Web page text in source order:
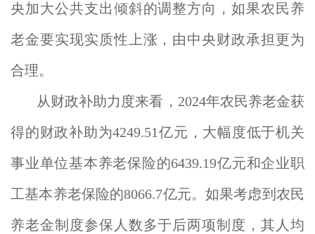
央加大公共支出倾斜的调整方向，如果农民养
老金要实现实质性上涨，由中央财政承担更为
合理。
从财政补助力度来看，2024年农民养老金获
得的财政补助为4249.51亿元，大幅度低于机关
事业单位基本养老保险的6439.19亿元和企业职
工基本养老保险的8066.7亿元。如果考虑到农民
养老金制度参保人数多于后两项制度，其人均